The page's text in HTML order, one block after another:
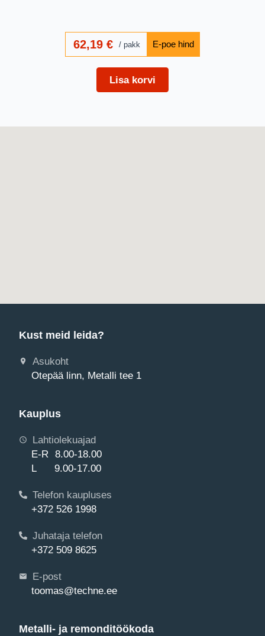
62,19€ pakk
Lisa korvi
Kust meid leida?
Asukoht
Otepää linn, Metalli tee 1
Kauplus
Lahtiolekuajad
E-R 8.00-18.00
L 9.00-17.00
Telefon kaupluses
+372 526 1998
Juhataja telefon
+372 509 8625
E-post
toomas@techne.ee
Metalli- ja remonditöökoda